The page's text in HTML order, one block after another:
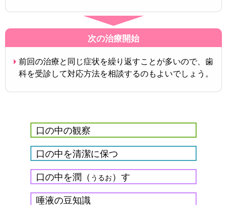
次の治療開始
前回の治療と同じ症状を繰り返すことが多いので、歯
科を受診して対応方法を相談するのもよいでしょう。
口の中の観察
口の中を清潔に保つ
口の中を潤（ うるお ）す
唾液の豆知識